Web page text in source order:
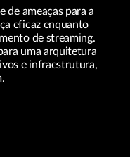
de ameaças para a
eficaz enquanto
de streaming.
uma arquitetura
e infraestrutura,